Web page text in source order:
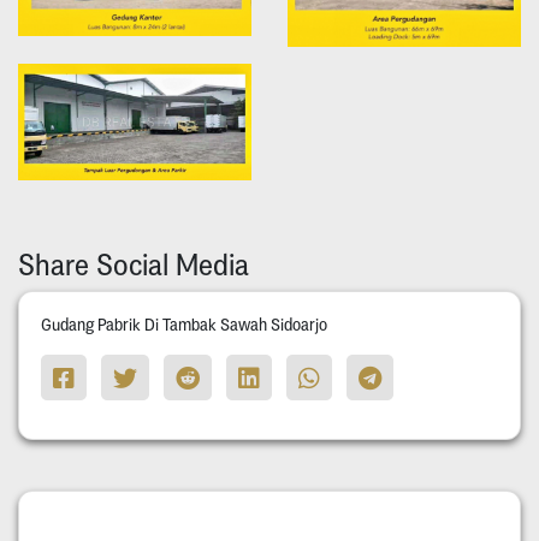
Share Social Media
Gudang Pabrik Di Tambak Sawah Sidoarjo